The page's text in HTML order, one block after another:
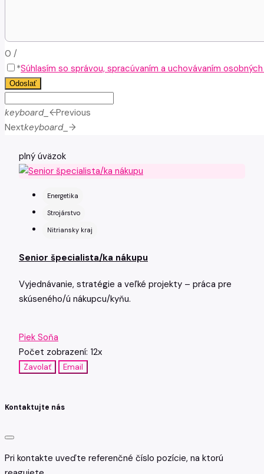
0 /
*Súhlasím so správou, spracúvaním a uchovávaním
Odoslať
keyboard_arrow_leftPrevious
Nextkeyboard_arrow_right
plný úväzok
Energetika
Strojárstvo
Nitriansky kraj
Senior špecialista/ka nákupu
Vyjednávanie, stratégie a veľké projekty – práca pre
skúseného/ú nákupcu/kyňu.
Piek Soňa
Počet zobrazení: 12x
Zavolať Email
Kontaktujte nás
Pri kontakte uveďte referenčné číslo pozície, na ktorú